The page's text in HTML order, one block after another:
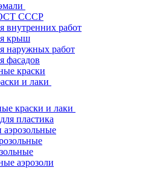
СССР
внутренних работ
крыш
наружных работ
фасадов
краски
и лаки
краски и лаки
пластика
аэрозольные
аэрозоли